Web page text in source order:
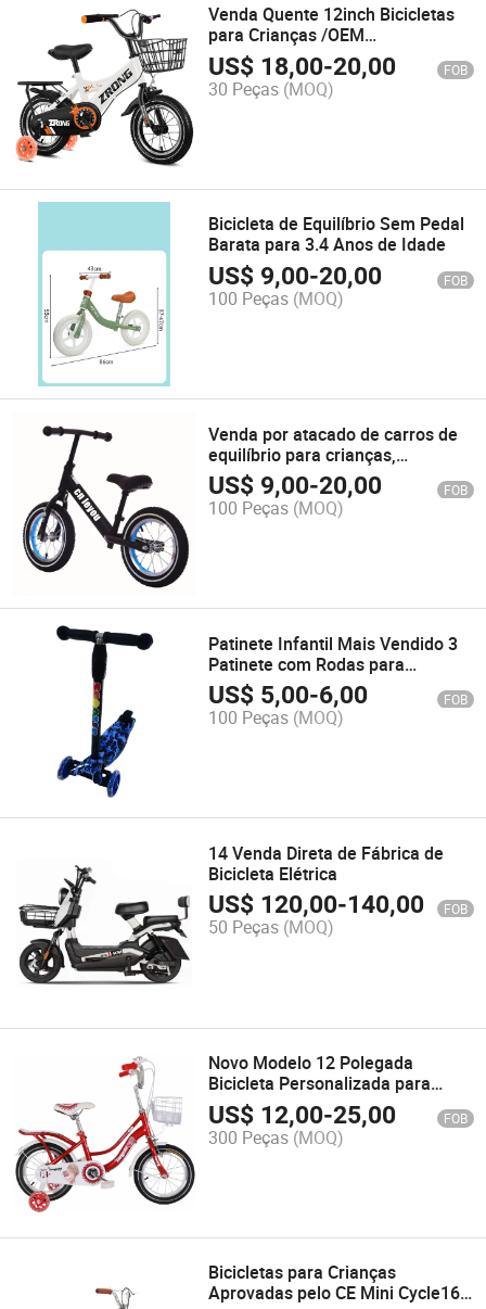
Venda Quente 12inch Bicicletas
para Crianças /OEM
Personalizado Barato Bicicleta
para Bebês e Crianças 18inch
US$ 18,00-20,00 FOB
30 Peças (MOQ)
Bicicleta de Equilíbrio Sem Pedal
Barata para 3.4 Anos de Idade
US$ 9,00-20,00 FOB
100 Peças (MOQ)
Venda por atacado de carros de
equilíbrio para crianças,
bicicletas para crianças,
bicicletas para correr como
presentes
US$ 9,00-20,00 FOB
100 Peças (MOQ)
Patinete Infantil Mais Vendido 3
Patinete com Rodas para
Crianças de 3-5 Anos com Rodas
de LED
US$ 5,00-6,00 FOB
100 Peças (MOQ)
14 Venda Direta de Fábrica de
Bicicleta Elétrica
US$ 120,00-140,00 FOB
50 Peças (MOQ)
Novo Modelo 12 Polegada
Bicicleta Personalizada para
Crianças Preço Acessível
US$ 12,00-25,00 FOB
300 Peças (MOQ)
Bicicletas para Crianças
Aprovadas pelo CE Mini Cycle16